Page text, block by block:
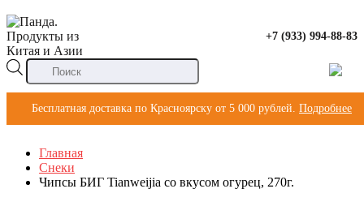
+7 (933) 994-88-83
Поиск
товаров
Бесплатная доставка по Красноярску от 5 000 рублей. Подробнее
Главная
Снеки
Чипсы БИГ Tianweijia со вкусом огурец, 270г.